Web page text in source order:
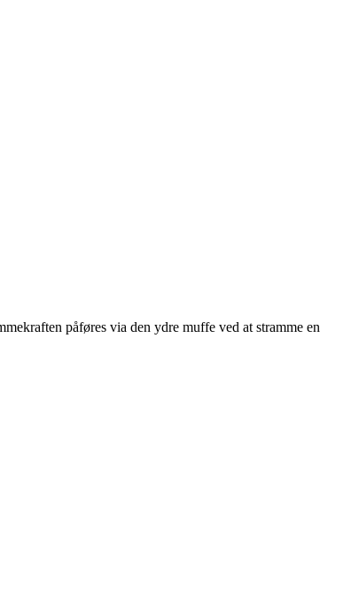
påføres via den ydre muffe ved at stramme en